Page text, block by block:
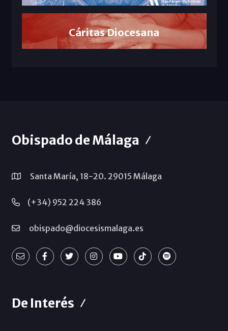
Cáritas Diocesana
Obispado de Málaga
Santa María, 18-20. 29015 Málaga
(+34) 952 224 386
obispado@diocesismalaga.es
De Interés